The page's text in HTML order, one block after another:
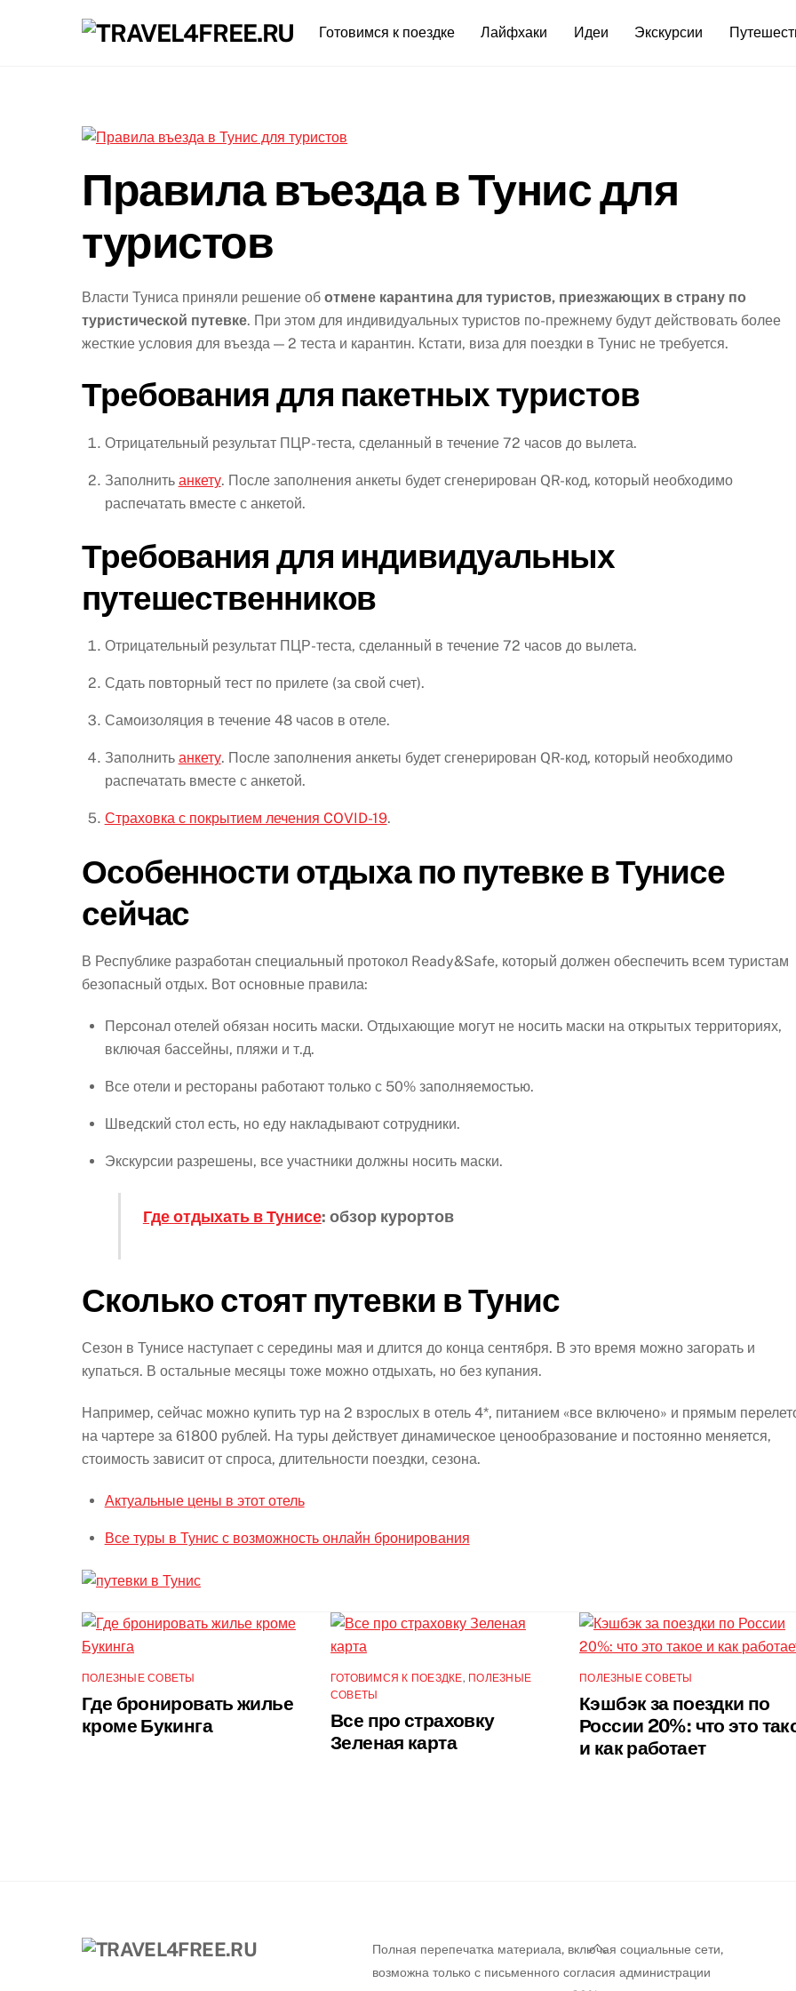
Готовимся к поездке Лайфхаки Идеи Экскурсии
Правила въезда в Тунис для
туристов
Власти Туниса приняли решение об отмене карантина для туристов, приезжающих в страну по
туристической путевке. При этом для индивидуальных туристов по-прежнему будут действовать более
жесткие условия для въезда — 2 теста и карантин. Кстати, виза для поездки в Тунис не требуется.
Требования для пакетных туристов
Отрицательный результат ПЦР-теста, сделанный в течение 72 часов до вылета.
Заполнить анкету. После заполнения анкеты будет сгенерирован QR-код, который необходимо
распечатать вместе с анкетой.
Требования для индивидуальных
путешественников
Отрицательный результат ПЦР-теста, сделанный в течение 72 часов до вылета.
Сдать повторный тест по прилете (за свой счет).
Самоизоляция в течение 48 часов в отеле.
Заполнить анкету. После заполнения анкеты будет сгенерирован QR-код, который необходимо
распечатать вместе с анкетой.
Страховка с покрытием лечения COVID-19.
Особенности отдыха по путевке в Тунисе
сейчас
В Республике разработан специальный протокол Ready&Safe, который должен обеспечить всем туристам
безопасный отдых. Вот основные правила:
Персонал отелей обязан носить маски. Отдыхающие могут не носить маски на открытых территориях,
включая бассейны, пляжи и т.д.
Все отели и рестораны работают только с 50% заполняемостью.
Шведский стол есть, но еду накладывают сотрудники.
Экскурсии разрешены, все участники должны носить маски.
Где отдыхать в Тунисе: обзор курортов
Сколько стоят путевки в Тунис
Сезон в Тунисе наступает с середины мая и длится до конца сентября. В это время можно загорать и
купаться. В остальные месяцы тоже можно отдыхать, но без купания.
Например, сейчас можно купить тур на 2 взрослых в отель 4*, питанием «все включено» и прямым
на чартере за 61800 рублей. На туры действует динамическое ценообразование и постоянно меняется,
стоимость зависит от спроса, длительности поездки, сезона.
Актуальные цены в этот отель
Все туры в Тунис с возможность онлайн бронирования
ПОЛЕЗНЫЕ СОВЕТЫ
Где бронировать жилье
кроме Букинга
ГОТОВИМСЯ К ПОЕЗДКЕ, ПОЛЕЗНЫЕ
СОВЕТЫ
Все про страховку
Зеленая карта
ПОЛЕЗНЫЕ СОВЕТЫ
Кэшбэк за поездки по
России 20%: что это
и как работает
Back
To
Полная перепечатка материала, включая социальные сети,
возможна только с письменного согласия администрации